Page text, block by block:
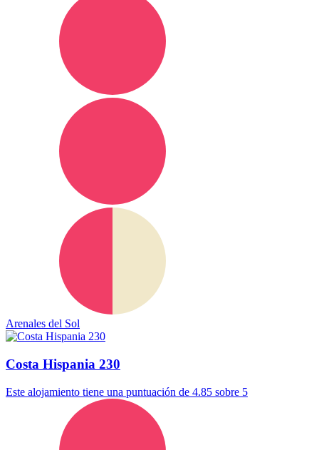
Arenales del Sol
Costa Hispania 230
Este alojamiento tiene una puntuación de 4.85 sobre 5